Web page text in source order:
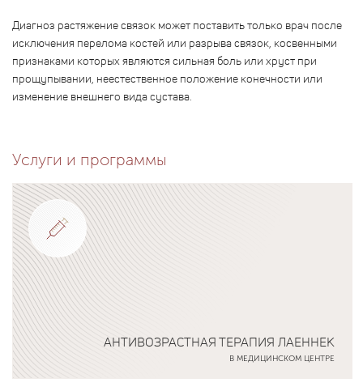
Диагноз растяжение связок может поставить только врач после
исключения перелома костей или разрыва связок, косвенными
признаками которых являются сильная боль или хруст при
прощупывании, неестественное положение конечности или
изменение внешнего вида сустава.
Услуги и программы
АНТИВОЗРАСТНАЯ ТЕРАПИЯ ЛАЕННЕК
В МЕДИЦИНСКОМ ЦЕНТРЕ